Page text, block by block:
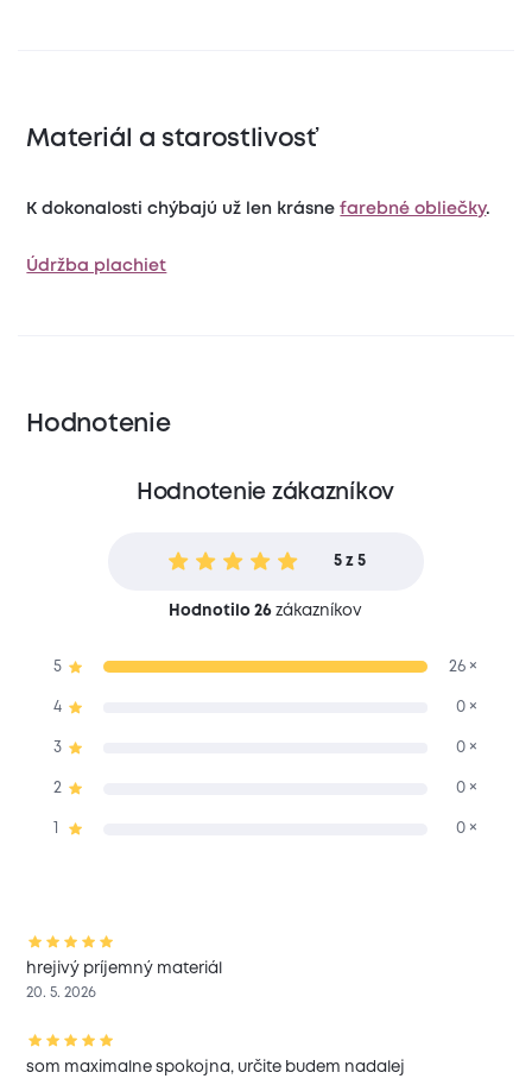
Materiál a starostlivosť
K dokonalosti chýbajú už len krásnefarebné obliečky.
Údržba plachiet
Hodnotenie
Hodnotenie zákazníkov
5 z 5
Hodnotilo 26 zákazníkov
5 26 ×
4 0 ×
3 0 ×
2 0 ×
0 ×
hrejivý príjemný materiál
20. 5. 2026
som maximalne spokojna, určite budem nadalej